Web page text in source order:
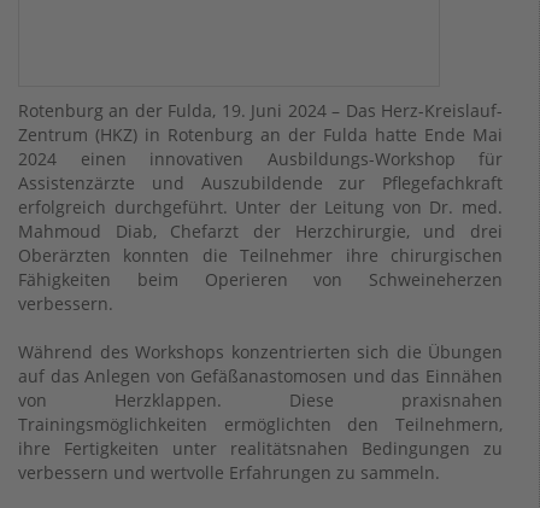
Rotenburg an der Fulda, 19. Juni 2024 – Das Herz-Kreislauf-
Zentrum (HKZ) in Rotenburg an der Fulda hatte Ende Mai
2024 einen innovativen Ausbildungs-Workshop für
Assistenzärzte und Auszubildende zur Pflegefachkraft
erfolgreich durchgeführt. Unter der Leitung von Dr. med.
Mahmoud Diab, Chefarzt der Herzchirurgie, und drei
Oberärzten konnten die Teilnehmer ihre chirurgischen
Fähigkeiten beim Operieren von Schweineherzen
verbessern.
Während des Workshops konzentrierten sich die Übungen
auf das Anlegen von Gefäßanastomosen und das Einnähen
von Herzklappen. Diese praxisnahen
Trainingsmöglichkeiten ermöglichten den Teilnehmern,
ihre Fertigkeiten unter realitätsnahen Bedingungen zu
verbessern und wertvolle Erfahrungen zu sammeln.